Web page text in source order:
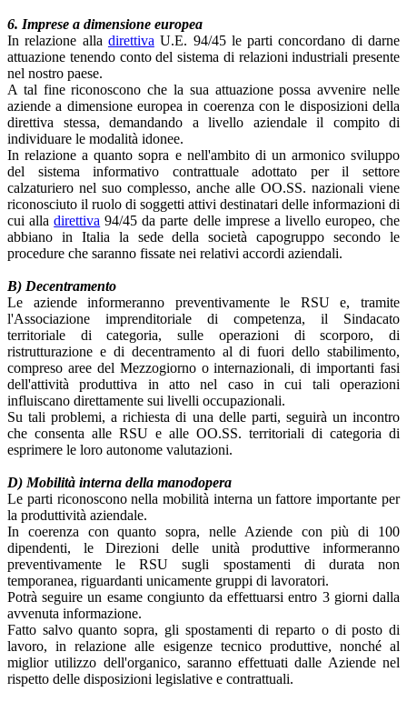
6. Imprese a dimensione europea
In relazione alla direttiva U.E. 94/45 le parti concordano di darne
attuazione tenendo conto del sistema di relazioni industriali presente
nel nostro paese.
A tal fine riconoscono che la sua attuazione possa avvenire nelle
aziende a dimensione europea in coerenza con le disposizioni della
direttiva stessa, demandando a livello aziendale il compito di
individuare le modalità idonee.
In relazione a quanto sopra e nell'ambito di un armonico sviluppo
del sistema informativo contrattuale adottato per il settore
calzaturiero nel suo complesso, anche alle OO.SS. nazionali viene
riconosciuto il ruolo di soggetti attivi destinatari delle informazioni di
cui alladirettiva 94/45 da parte delle imprese a livello europeo, che
abbiano in Italia la sede della società capogruppo secondo le
procedure che saranno fissate nei relativi accordi aziendali.
B) Decentramento
Le aziende informeranno preventivamente le RSU e, tramite
l'Associazione imprenditoriale di competenza, il Sindacato
territoriale di categoria, sulle operazioni di scorporo, di
ristrutturazione e di decentramento al di fuori dello stabilimento,
compreso aree del Mezzogiorno o internazionali, di importanti fasi
dell'attività produttiva in atto nel caso in cui tali operazioni
influiscano direttamente sui livelli occupazionali.
Su tali problemi, a richiesta di una delle parti, seguirà un incontro
che consenta alle RSU e alle OO.SS. territoriali di categoria di
esprimere le loro autonome valutazioni.
D) Mobilità interna della manodopera
Le parti riconoscono nella mobilità interna un fattore importante per
la produttività aziendale.
In coerenza con quanto sopra, nelle Aziende con più di 100
dipendenti, le Direzioni delle unità produttive informeranno
preventivamente le RSU sugli spostamenti di durata non
temporanea, riguardanti unicamente gruppi di lavoratori.
Potrà seguire un esame congiunto da effettuarsi entro 3 giorni dalla
avvenuta informazione.
Fatto salvo quanto sopra, gli spostamenti di reparto o di posto di
lavoro, in relazione alle esigenze tecnico produttive, nonché al
miglior utilizzo dell'organico, saranno effettuati dalle Aziende nel
rispetto delle disposizioni legislative e contrattuali.